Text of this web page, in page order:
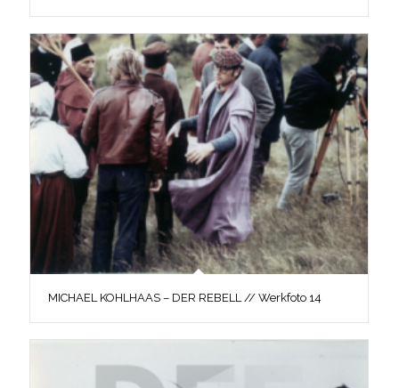
MICHAEL KOHLHAAS – DER REBELL // Werkfoto 14